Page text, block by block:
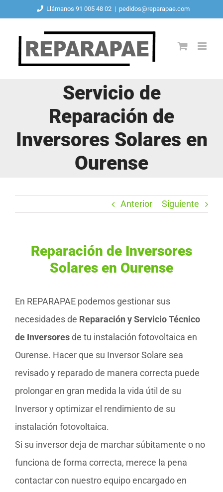
contenido
Llámanos 91 005 48 02 | pedidos@reparapae.com
Servicio de
Reparación de
Inversores Solares en
Ourense
Anterior Siguiente
Reparación de Inversores
Solares en Ourense
En REPARAPAE podemos gestionar sus
necesidades de Reparación y Servicio Técnico
de Inversoresde tu instalación fotovoltaica en
Ourense. Hacer que su Inversor Solare sea
revisado y reparado de manera correcta puede
prolongar en gran medida la vida útil de su
Inversor y optimizar el rendimiento de su
instalación fotovoltaica.
Si su inversor deja de marchar súbitamente o no
funciona de forma correcta, merece la pena
contactar con nuestro equipo encargado en